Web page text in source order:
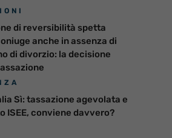
di reversibilità spetta
anche in assenza di
di divorzio: la decisione
Sì: tassazione agevolata e
ISEE, conviene davvero?